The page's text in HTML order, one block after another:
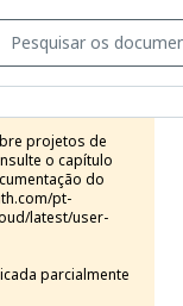
projetos de
o capítulo
do
pt-
latest/user-
parcialmente